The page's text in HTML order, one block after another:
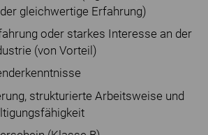
gleichwertige Erfahrung)
oder starkes Interesse an der
(von Vorteil)
strukturierte Arbeitsweise und